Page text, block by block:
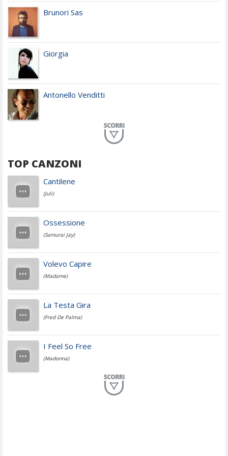
Brunori Sas
Giorgia
Antonello Venditti
Achille Lauro
Cesare Cremonini
Jovanotti
Fedez
Simone Cristicchi
TOP CANZONI
Cantilene
(Juli)
Ossessione
(Samurai Jay)
Volevo Capire
(Madame)
La Testa Gira
(Fred De Palma)
I Feel So Free
(Madonna)